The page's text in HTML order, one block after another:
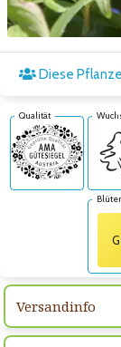
Diese
Qualität
Versandinfo